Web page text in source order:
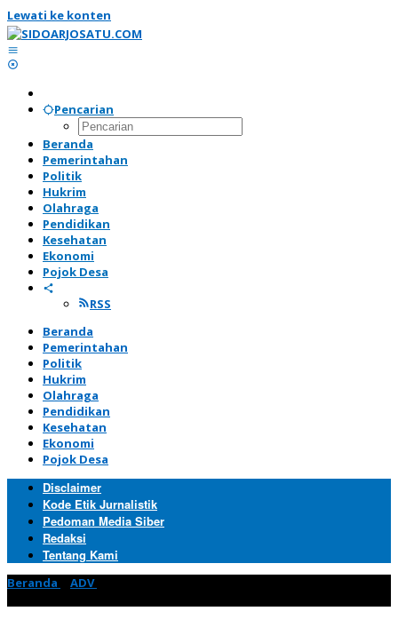
Lewati ke konten
Pencarian
Beranda
Pemerintahan
Politik
Hukrim
Olahraga
Pendidikan
Kesehatan
Ekonomi
Pojok Desa
RSS
Beranda
Pemerintahan
Politik
Hukrim
Olahraga
Pendidikan
Kesehatan
Ekonomi
Pojok Desa
Disclaimer
Kode Etik Jurnalistik
Pedoman Media Siber
Redaksi
Tentang Kami
Beranda ADV